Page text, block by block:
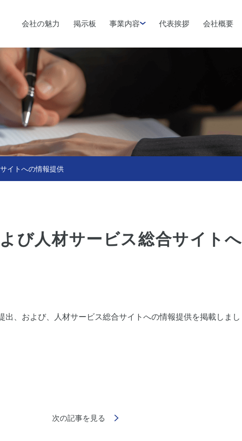
会社の魅力 掲示板 事業内容 代表挨拶 会社概要
イトへの情報提供
び人材サービス総合サイトへ
、および、人材サービス総合サイトへの情報提供を掲載しまし
次の記事を見る